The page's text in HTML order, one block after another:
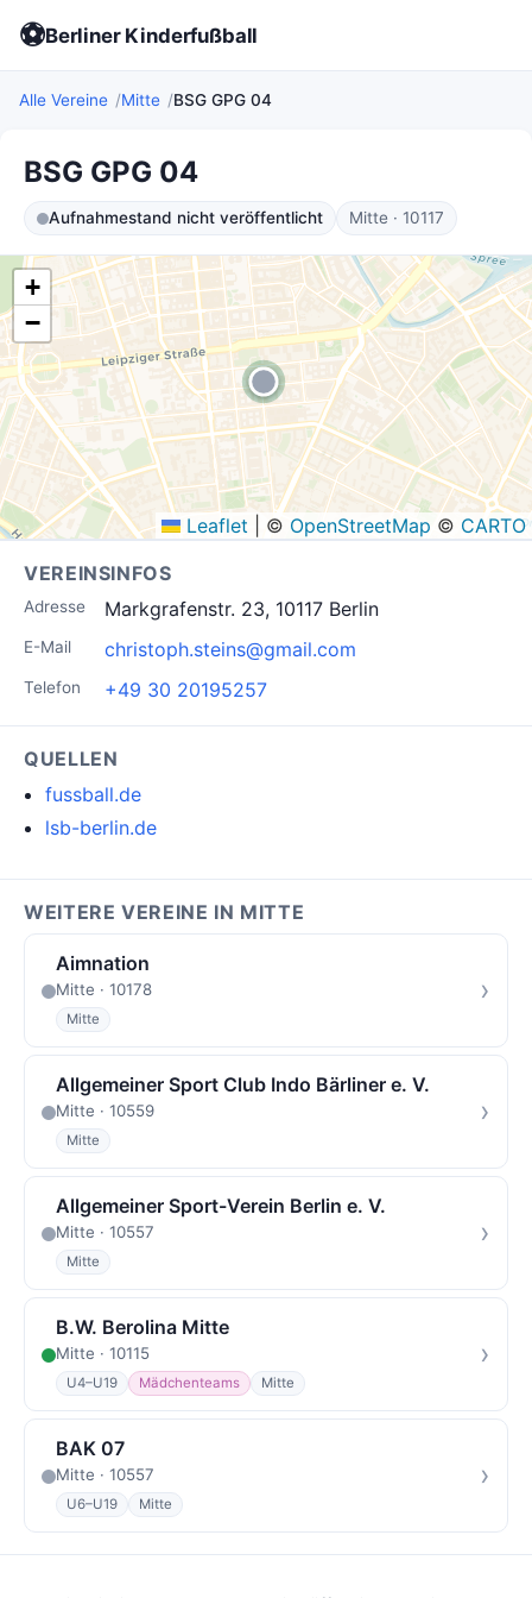
⚽Berliner Kinderfußball
Alle Vereine Mitte BSG GPG 04
BSG GPG 04
Aufnahmestand nicht veröffentlicht Mitte · 10117
+
−
Leaflet © OpenStreetMap © CARTO
VEREINSINFOS
Adresse Markgrafenstr. 23, 10117 Berlin
E-Mail christoph.steins@gmail.com
Telefon +49 30 20195257
QUELLEN
fussball.de
lsb-berlin.de
WEITERE VEREINE IN MITTE
Aimnation
Mitte · 10178
Mitte
›
Allgemeiner Sport Club Indo Bärliner e. V.
Mitte · 10559
Mitte
›
Allgemeiner Sport-Verein Berlin e. V.
Mitte · 10557
Mitte
›
B.W. Berolina Mitte
Mitte · 10115
U4–U19 Mädchenteams Mitte
›
BAK 07
Mitte · 10557
U6–U19 Mitte
›